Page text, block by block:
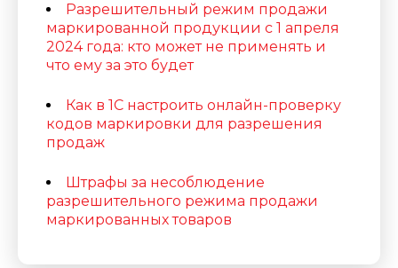
Разрешительный режим продажи
маркированной продукции с 1 апреля
2024 года: кто может не применять и
что ему за это будет
Как в 1С настроить онлайн-проверку
кодов маркировки для разрешения
продаж
Штрафы за несоблюдение
разрешительного режима продажи
маркированных товаров